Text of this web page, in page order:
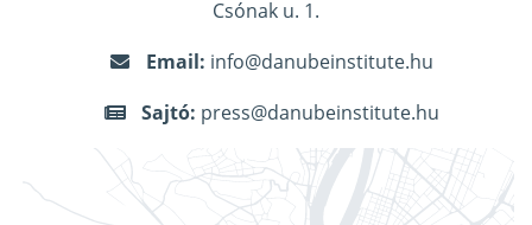
Csónak u. 1.
Email: info@danubeinstitute.hu
Sajtó: press@danubeinstitute.hu